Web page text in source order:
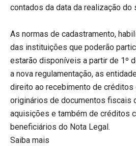
contados da data da realização do
As normas de cadastramento,
das instituições que poderão
estarão disponíveis a partir de 1º
a nova regulamentação, as
direito ao recebimento de créditos
originários de documentos fiscais
aquisições e também de créditos
beneficiários do Nota Legal.
Saiba mais